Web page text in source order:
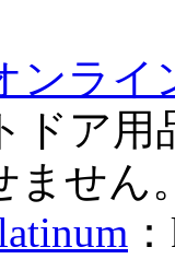
ンライ
ドア用
ません